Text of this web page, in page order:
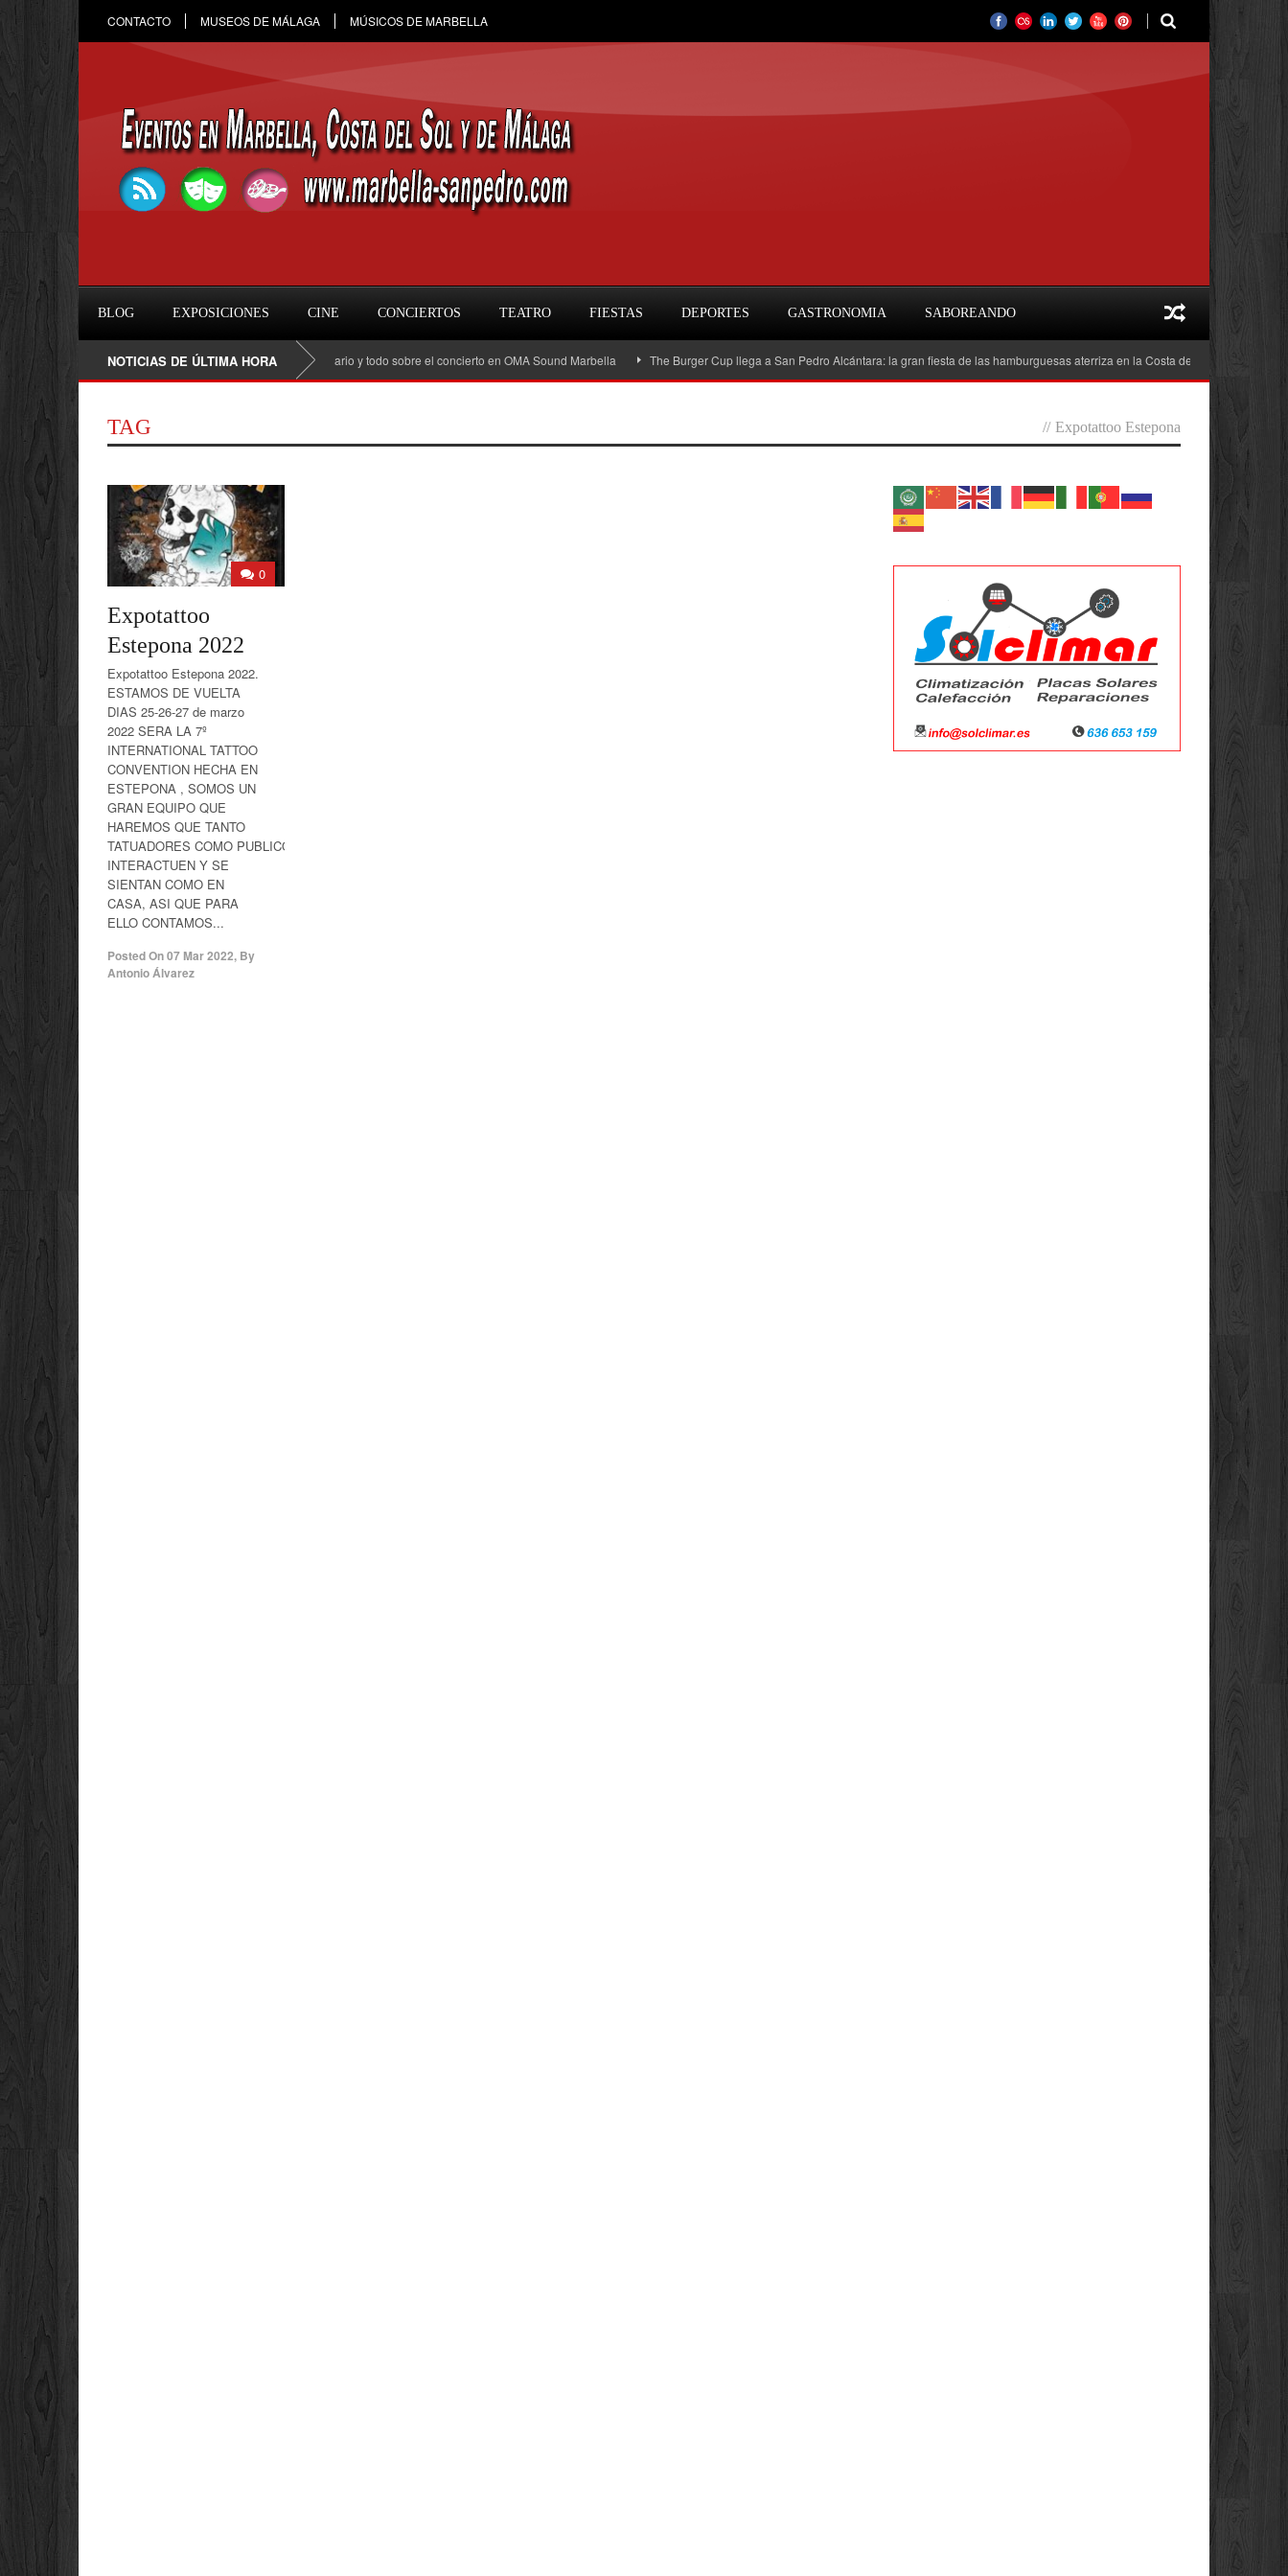
CONTACTO MUSEOS DE MÁLAGA MÚSICOS DE MARBELLA
BLOG EXPOSICIONES CINE CONCIERTOS TEATRO FIESTAS DEPORTES GASTRONOMIA SABOREANDO
NOTICIAS DE ÚLTIMA HORA
Raule en Marbella 2026: fecha, entradas, horario y todo sobre el concierto en OMA Sound Marbella The Burger Cup llega a San Pedro Alcántara: la gran fiesta de las hamburguesas aterriza en la Costa del Sol
TAG // Expotattoo Estepona
0
Expotattoo
Estepona 2022
Expotattoo Estepona 2022.
ESTAMOS DE VUELTA
DIAS 25-26-27 de marzo
2022 SERA LA 7º
INTERNATIONAL TATTOO
CONVENTION HECHA EN
ESTEPONA , SOMOS UN
GRAN EQUIPO QUE
HAREMOS QUE TANTO
TATUADORES COMO PUBLICO
INTERACTUEN Y SE
SIENTAN COMO EN
CASA, ASI QUE PARA
ELLO CONTAMOS...
Posted On07 Mar 2022, By
Antonio Álvarez